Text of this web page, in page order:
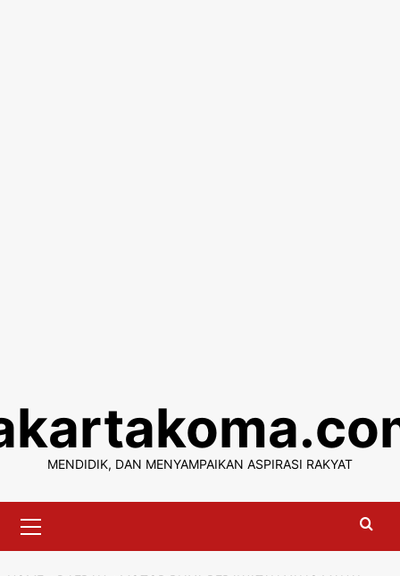
content
MENDIDIK, DAN MENYAMPAIKAN ASPIRASI RAKYAT
Menu